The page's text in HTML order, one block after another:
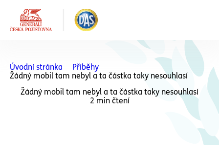
Úvodní stránka
Příběhy
Žádný mobil tam nebyl a ta částka taky nesouhlasí
Žádný mobil tam nebyl a ta částka taky nesouhlasí
2 min čtení